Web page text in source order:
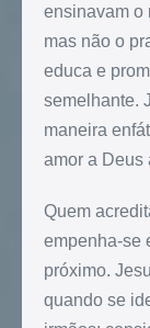
ensinavam o
mas não o
educa e
semelhante.
maneira
amor a Deus
Quem
empenha-se
próximo.
quando se